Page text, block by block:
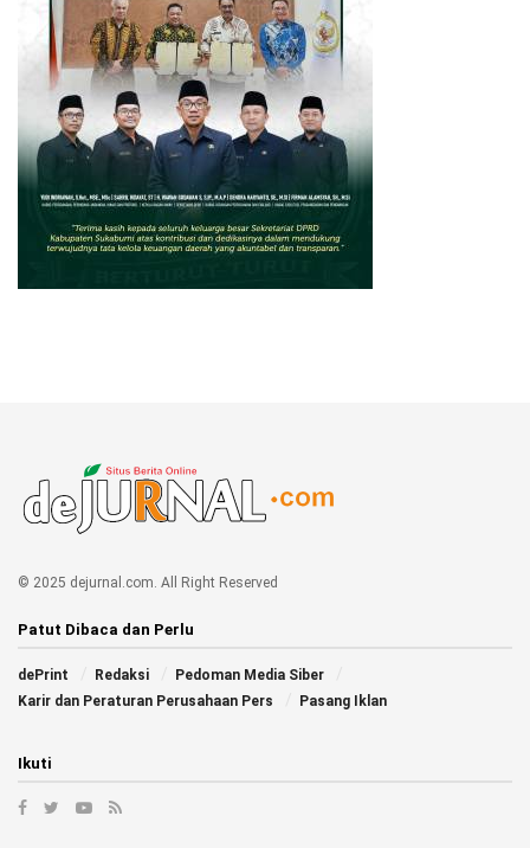
© 2025 dejurnal.com. All Right Reserved
Patut Dibaca dan Perlu
dePrint Redaksi
Pedoman Media Siber
Karir dan Peraturan Perusahaan Pers
Pasang Iklan
Ikuti